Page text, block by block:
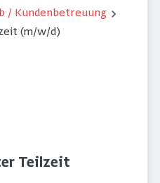
/ Kundenbetreuung
(m/w/d)
Teilzeit